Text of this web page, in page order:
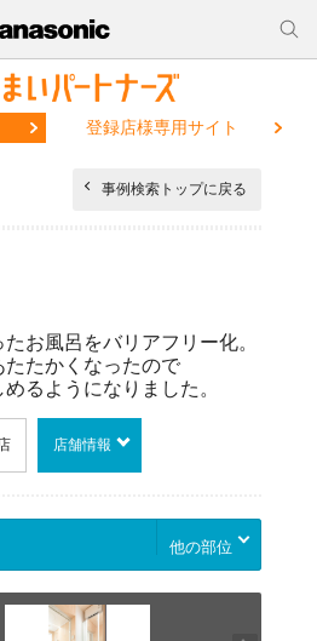
登録店様専用サイト
事例検索トップに戻る
お風呂をバリアフリー化。
たかくなったので
るようになりました。
店舗情報
他の部位